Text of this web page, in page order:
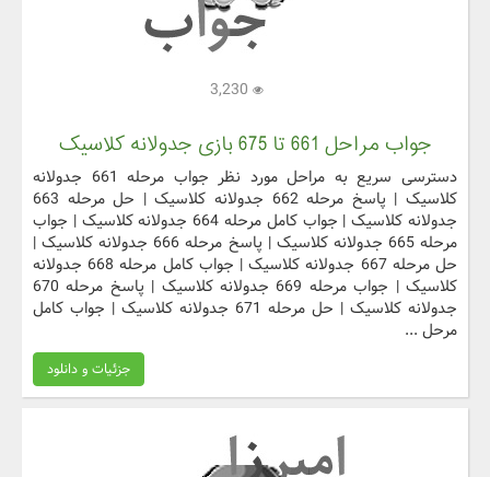
جواب مراحل 661 تا 675 بازی جدولانه کلاسیک
دسترسی سریع به مراحل مورد نظر جواب مرحله 661 جدولانه
کلاسیک | پاسخ مرحله 662 جدولانه کلاسیک | حل مرحله 663
جدولانه کلاسیک | جواب کامل مرحله 664 جدولانه کلاسیک | جواب
مرحله 665 جدولانه کلاسیک | پاسخ مرحله 666 جدولانه کلاسیک |
حل مرحله 667 جدولانه کلاسیک | جواب کامل مرحله 668 جدولانه
کلاسیک | جواب مرحله 669 جدولانه کلاسیک | پاسخ مرحله 670
جدولانه کلاسیک | حل مرحله 671 جدولانه کلاسیک | جواب کامل
مرحل ...
جزئیات و دانلود